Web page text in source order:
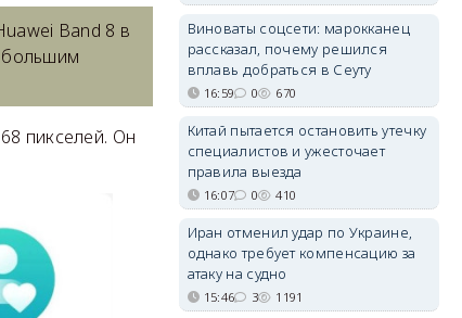
Band 8 в
большим
пикселей. Он
Виноваты соцсети: марокканец
рассказал, почему решился
вплавь добраться в Сеуту
16:59 0 670
Китай пытается остановить утечку
специалистов и ужесточает
правила выезда
16:07 0 410
Иран отменил удар по Украине,
однако требует компенсацию за
атаку на судно
15:46 3 1191